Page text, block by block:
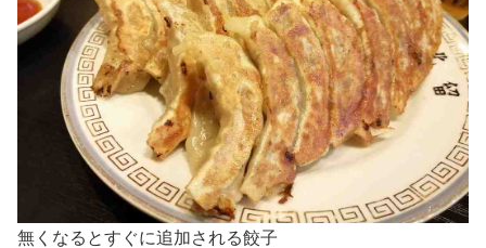
無くなるとすぐに追加される餃子